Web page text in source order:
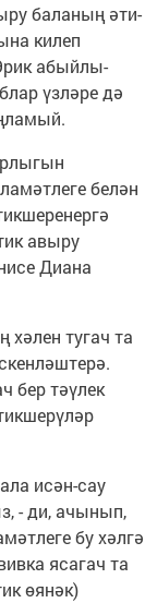
баланың әти-
килеп
абыйлы-
үзләре дә
белән
авыру
Диана
хәлен тугач та
бер тәүлек
исән-сау
- ди, ачынып,
бу хәлгә
ясагач та
өянәк)